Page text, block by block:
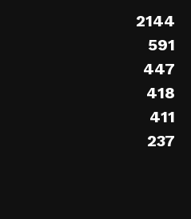
2144
591
447
418
411
237